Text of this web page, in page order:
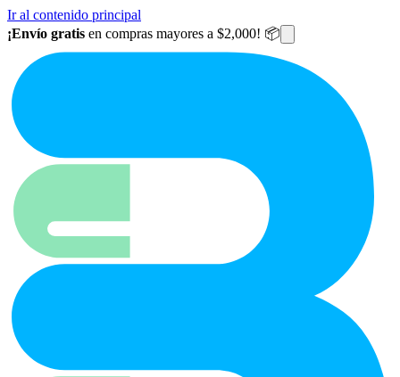
Ir al contenido principal
¡Envío gratis en compras mayores a $2,000! 📦